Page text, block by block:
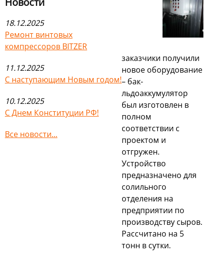
18.12.2025
Ремонт винтовых
компрессоров BITZER
11.12.2025
С наступающим Новым годом!
10.12.2025
С Днем Конституции РФ!
Все новости...
заказчики получили
новое оборудование
– бак-
льдоаккумулятор
был изготовлен в
полном
соответствии с
проектом и
отгружен.
Устройство
предназначено для
солильного
отделения на
предприятии по
производству сыров.
Рассчитано на 5
тонн в сутки.